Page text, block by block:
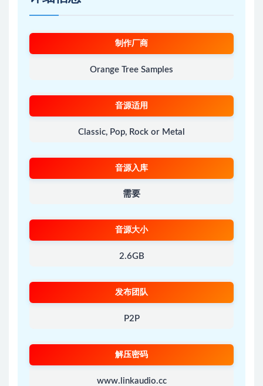
制作厂商
Orange Tree Samples
音源适用
Classic, Pop, Rock or Metal
音源入库
需要
音源大小
2.6GB
发布团队
P2P
解压密码
www.linkaudio.cc